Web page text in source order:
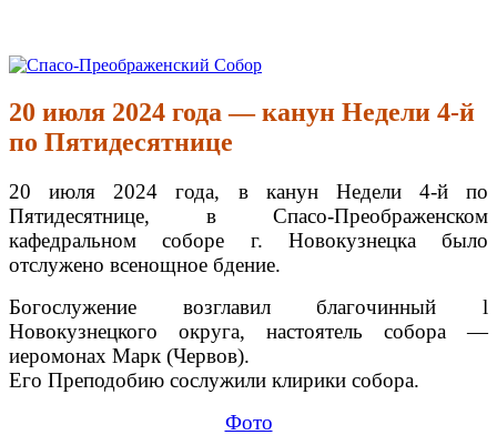
Перейти
содержимому
Спасо-Преображенский Собор
Спасо-Преображенский кафедральный Собор Новокузнецк
20 июля 2024 года — канун Недели 4-й
по Пятидесятнице
20 июля 2024 года, в канун Недели 4-й по
Пятидесятнице,
в Спасо-Преображенском
кафедральном соборе г. Новокузнецка было
отслужено всенощное бдение.
Богослужение возглавил благочинный l
Новокузнецкого округа, настоятель собора —
иеромонах Марк (Червов).
Его Преподобию сослужили клирики собора.
Фото